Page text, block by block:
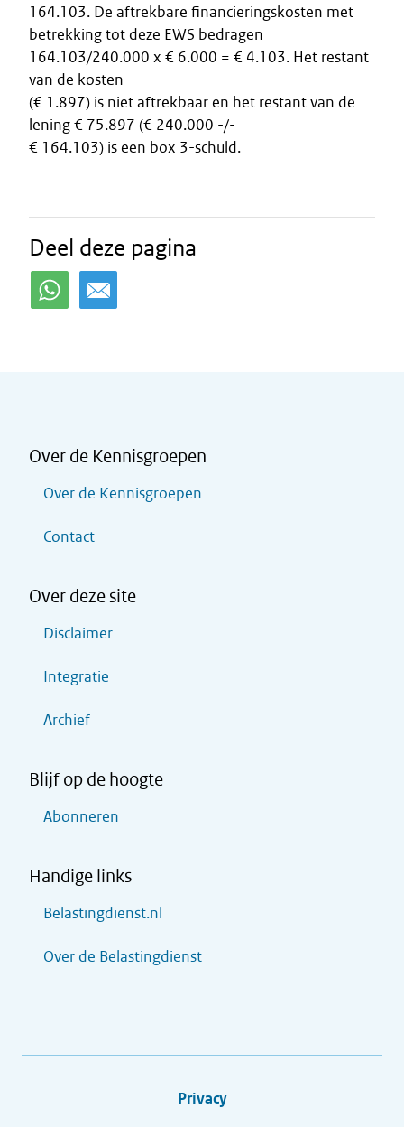
164.103. De aftrekbare financieringskosten met
betrekking tot deze EWS bedragen
164.103/240.000 x € 6.000 = € 4.103. Het restant
van de kosten
(€ 1.897) is niet aftrekbaar en het restant van de
lening € 75.897 (€ 240.000 -/-
€ 164.103) is een box 3-schuld.
Deel deze pagina
Over de Kennisgroepen
Over de Kennisgroepen
Contact
Over deze site
Disclaimer
Integratie
Archief
Blijf op de hoogte
Abonneren
Handige links
Belastingdienst.nl
Over de Belastingdienst
Privacy